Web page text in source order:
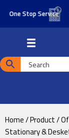
content
Stop Service
Home/Product/
Stationary &